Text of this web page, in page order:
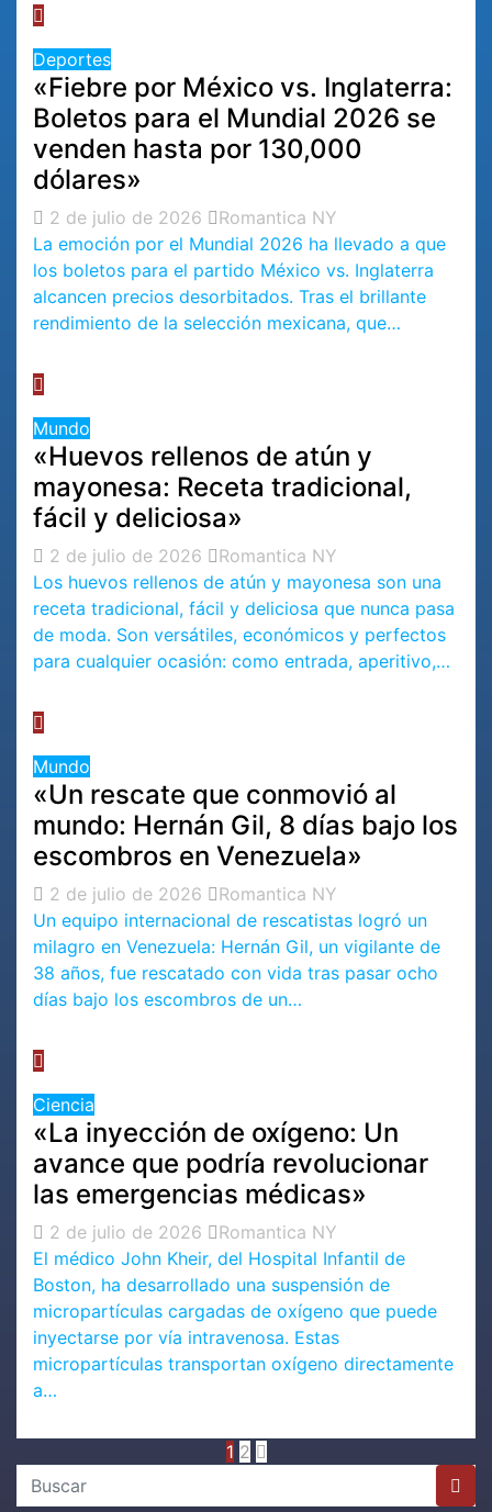
Deportes
«Fiebre por México vs. Inglaterra:
Boletos para el Mundial 2026 se
venden hasta por 130,000
dólares»
2 de julio de 2026
Romantica NY
La emoción por el Mundial 2026 ha llevado a que
los boletos para el partido México vs. Inglaterra
alcancen precios desorbitados. Tras el brillante
rendimiento de la selección mexicana, que…
Mundo
«Huevos rellenos de atún y
mayonesa: Receta tradicional,
fácil y deliciosa»
2 de julio de 2026
Romantica NY
Los huevos rellenos de atún y mayonesa son una
receta tradicional, fácil y deliciosa que nunca pasa
de moda. Son versátiles, económicos y perfectos
para cualquier ocasión: como entrada, aperitivo,…
Mundo
«Un rescate que conmovió al
mundo: Hernán Gil, 8 días bajo los
escombros en Venezuela»
2 de julio de 2026
Romantica NY
Un equipo internacional de rescatistas logró un
milagro en Venezuela: Hernán Gil, un vigilante de
38 años, fue rescatado con vida tras pasar ocho
días bajo los escombros de un…
Ciencia
«La inyección de oxígeno: Un
avance que podría revolucionar
las emergencias médicas»
2 de julio de 2026
Romantica NY
El médico John Kheir, del Hospital Infantil de
Boston, ha desarrollado una suspensión de
micropartículas cargadas de oxígeno que puede
inyectarse por vía intravenosa. Estas
micropartículas transportan oxígeno directamente
a…
1 2